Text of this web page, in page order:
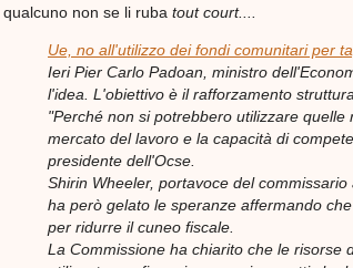
qualcuno non se li ruba tout court....
Ue, no all'utilizzo dei fondi comunitari per
Ieri Pier Carlo Padoan, ministro
l'idea. L'obiettivo è il rafforzamento
"Perché non si potrebbero utilizzare
mercato del lavoro e la capacità di
presidente dell'Ocse.
Shirin Wheeler, portavoce del
ha però gelato le speranze affermando
per ridurre il cuneo fiscale.
La Commissione ha chiarito che le risorse